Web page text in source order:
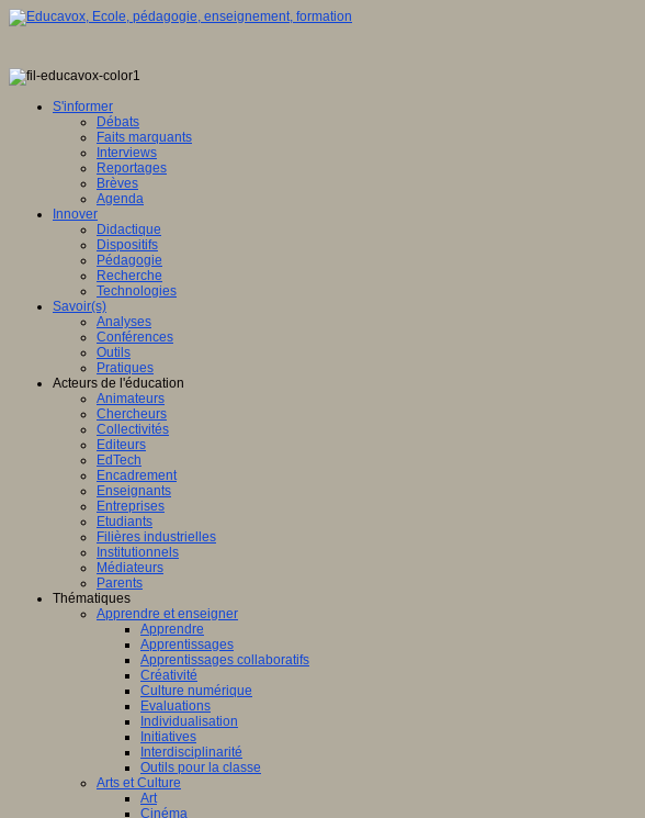
S'informer
Débats
Faits marquants
Interviews
Reportages
Brèves
Agenda
Innover
Didactique
Dispositifs
Pédagogie
Recherche
Technologies
Savoir(s)
Analyses
Conférences
Outils
Pratiques
Acteurs de l'éducation
Animateurs
Chercheurs
Collectivités
Editeurs
EdTech
Encadrement
Enseignants
Entreprises
Etudiants
Filières industrielles
Institutionnels
Médiateurs
Parents
Thématiques
Apprendre et enseigner
Apprendre
Apprentissages
Apprentissages collaboratifs
Créativité
Culture numérique
Evaluations
Individualisation
Initiatives
Interdisciplinarité
Outils pour la classe
Arts et Culture
Art
Cinéma